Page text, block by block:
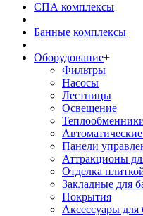
СПА комплексы
Банные комплексы
Оборудование+
Фильтры
Насосы
Лестницы
Освещение
Панели
Аттракционы
Отделка
Закладные для
Покрытия
Аксессуары для